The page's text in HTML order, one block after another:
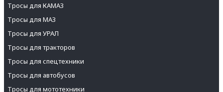
Тросы для КАМАЗ
Тросы для МАЗ
Тросы для УРАЛ
Тросы для тракторов
Тросы для спецтехники
Тросы для автобусов
Тросы для мототехники